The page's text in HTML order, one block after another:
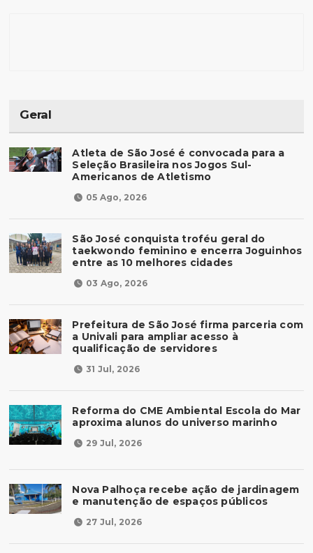
Geral
Atleta de São José é convocada para a
Seleção Brasileira nos Jogos Sul-
Americanos de Atletismo
05 Ago, 2026
São José conquista troféu geral do
taekwondo feminino e encerra Joguinhos
entre as 10 melhores cidades
03 Ago, 2026
Prefeitura de São José firma parceria com
a Univali para ampliar acesso à
qualificação de servidores
31 Jul, 2026
Reforma do CME Ambiental Escola do Mar
aproxima alunos do universo marinho
29 Jul, 2026
Nova Palhoça recebe ação de jardinagem
e manutenção de espaços públicos
27 Jul, 2026